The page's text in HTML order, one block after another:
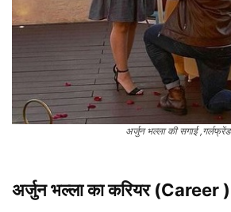
अर्जुन भल्ला की सगाई ,गर्लफ्रेंड
अर्जुन भल्ला का करियर (Career )